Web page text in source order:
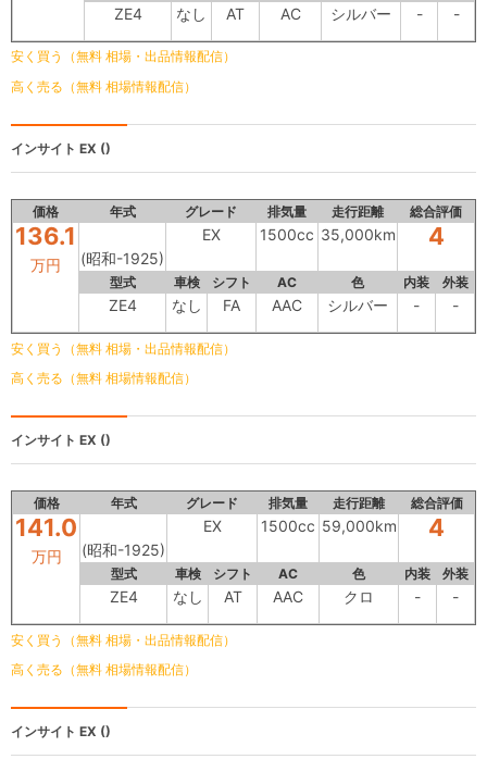
ZE4 なし AT AC シルバー - -
安く買う（無料 相場・出品情報配信）
高く売る（無料 相場情報配信）
インサイト EX ()
価格 年式 グレード 排気量 走行距離 総合評価
136.1
万円 (昭和-1925)
EX 1500cc 35,000km 4
型式 車検 シフト AC 色 内装 外装
ZE4 なし FA AAC シルバー - -
安く買う（無料 相場・出品情報配信）
高く売る（無料 相場情報配信）
インサイト EX ()
価格 年式 グレード 排気量 走行距離 総合評価
141.0
万円 (昭和-1925)
EX 1500cc 59,000km 4
型式 車検 シフト AC 色 内装 外装
ZE4 なし AT AAC クロ - -
安く買う（無料 相場・出品情報配信）
高く売る（無料 相場情報配信）
インサイト EX ()